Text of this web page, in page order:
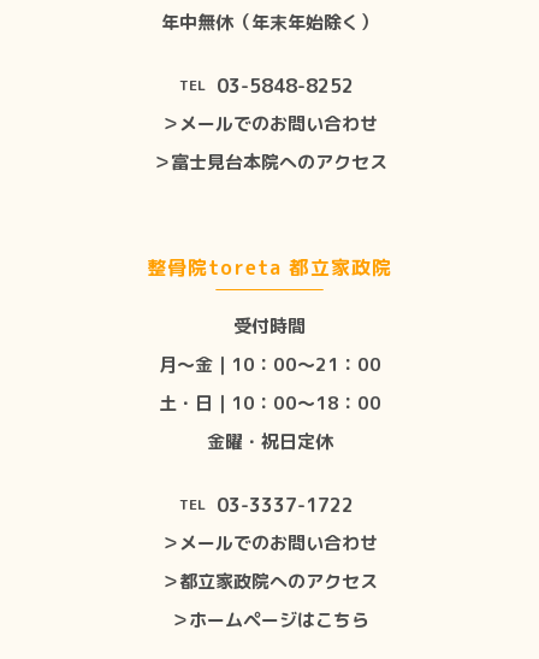
年中無休（年末年始除く）
TEL 03-5848-8252
＞メールでのお問い合わせ
＞富士見台本院へのアクセス
整骨院toreta 都立家政院
受付時間
月〜金｜10：00〜21：00
土・日｜10：00〜18：00
金曜・祝日定休
TEL 03-3337-1722
＞メールでのお問い合わせ
＞都立家政院へのアクセス
＞ホームページはこちら